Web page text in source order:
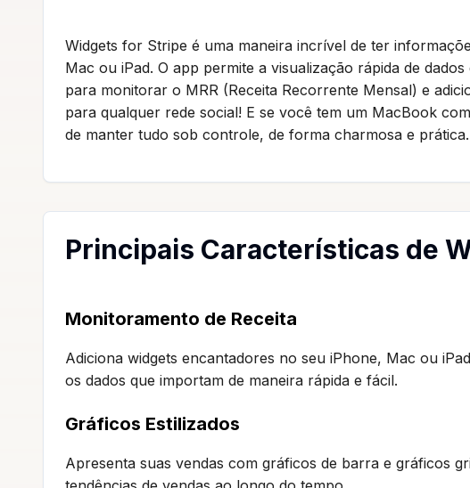
Widgets for Stripe é uma maneira incrível de ter
Mac ou iPad. O app permite a visualização rápida de
para monitorar o MRR (Receita Recorrente Mensal) e
para qualquer rede social! E se você tem um MacBook
de manter tudo sob controle, de forma charmosa e prática.
Principais Características de
Monitoramento de Receita
Adiciona widgets encantadores no seu iPhone, Mac ou
os dados que importam de maneira rápida e fácil.
Gráficos Estilizados
Apresenta suas vendas com gráficos de barra e gráficos